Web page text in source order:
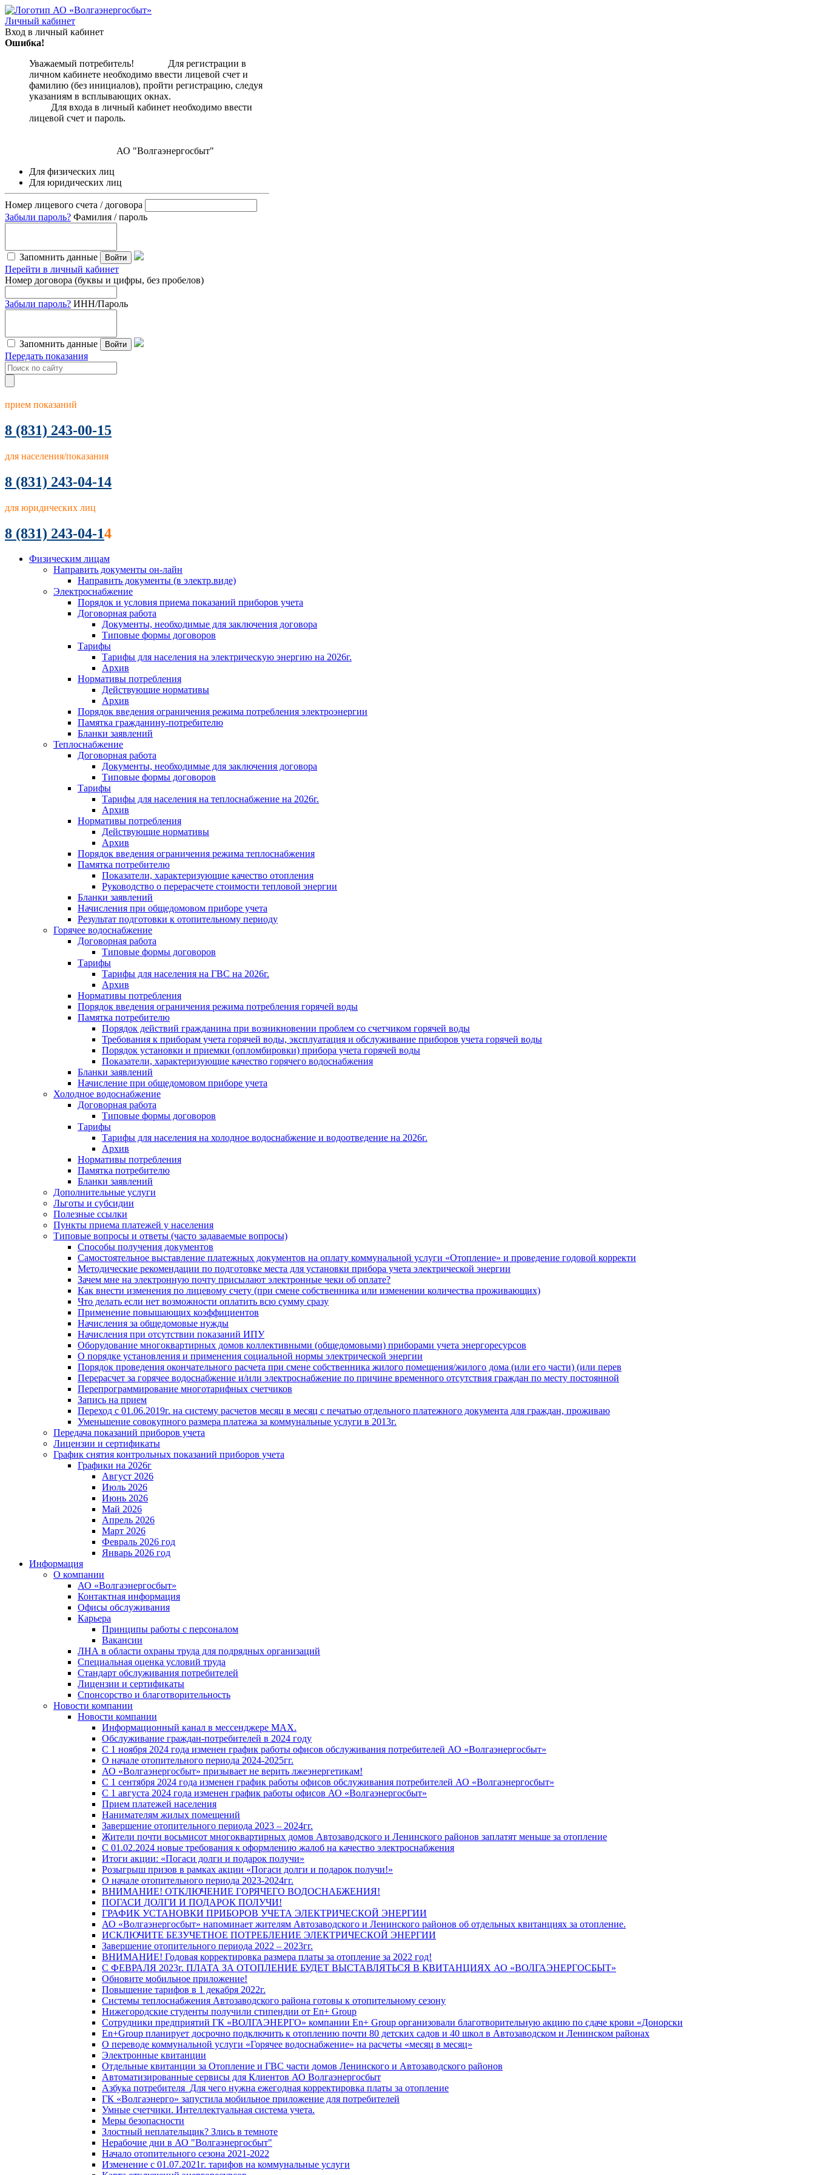
Личный кабинет
Вход в личный кабинет
Ошибка!
Уважаемый потребитель! Для регистрации в
личном кабинете необходимо ввести лицевой счет и
фамилию (без инициалов), пройти регистрацию, следуя
указаниям в всплывающих окнах.
Для входа в личный кабинет необходимо ввести
лицевой счет и пароль.
АО "Волгаэнергосбыт"
Для физических лиц
Для юридических лиц
Номер лицевого счета / договора
Забыли пароль? Фамилия / пароль
Запомнить данные Войти
Перейти в личный кабинет
Номер договора (буквы и цифры, без пробелов)
Забыли пароль? ИНН/Пароль
Запомнить данные Войти
Передать показания
прием показаний
8 (831) 243-00-15
для населения/показания
8 (831) 243-04-14
для юридических лиц
8 (831) 243-04-14
Физическим лицам
Направить документы он-лайн
Направить документы (в электр.виде)
Электроснабжение
Порядок и условия приема показаний приборов учета
Договорная работа
Документы, необходимые для заключения договора
Типовые формы договоров
Тарифы
Тарифы для населения на электрическую энергию на 2026г.
Архив
Нормативы потребления
Действующие нормативы
Архив
Порядок введения ограничения режима потребления электроэнергии
Памятка гражданину-потребителю
Бланки заявлений
Теплоснабжение
Договорная работа
Документы, необходимые для заключения договора
Типовые формы договоров
Тарифы
Тарифы для населения на теплоснабжение на 2026г.
Архив
Нормативы потребления
Действующие нормативы
Архив
Порядок введения ограничения режима теплоснабжения
Памятка потребителю
Показатели, характеризующие качество отопления
Руководство о перерасчете стоимости тепловой энергии
Бланки заявлений
Начисления при общедомовом приборе учета
Результат подготовки к отопительному периоду
Горячее водоснабжение
Договорная работа
Типовые формы договоров
Тарифы
Тарифы для населения на ГВС на 2026г.
Архив
Нормативы потребления
Порядок введения ограничения режима потребления горячей воды
Памятка потребителю
Порядок действий гражданина при возникновении проблем со счетчиком горячей воды
Требования к приборам учета горячей воды, эксплуатация и обслуживание приборов учета горячей воды
Порядок установки и приемки (опломбировки) прибора учета горячей воды
Показатели, характеризующие качество горячего водоснабжения
Бланки заявлений
Начисление при общедомовом приборе учета
Холодное водоснабжение
Договорная работа
Типовые формы договоров
Тарифы
Тарифы для населения на холодное водоснабжение и водоотведение на 2026г.
Архив
Нормативы потребления
Памятка потребителю
Бланки заявлений
Дополнительные услуги
Льготы и субсидии
Полезные ссылки
Пункты приема платежей у населения
Типовые вопросы и ответы (часто задаваемые вопросы)
Способы получения документов
Самостоятельное выставление платежных документов на оплату коммунальной услуги «Отопление» и проведение годовой корректи
Методические рекомендации по подготовке места для установки прибора учета электрической энергии
Зачем мне на электронную почту присылают электронные чеки об оплате?
Как внести изменения по лицевому счету (при смене собственника или изменении количества проживающих)
Что делать если нет возможности оплатить всю сумму сразу
Применение повышающих коэффициентов
Начисления за общедомовые нужды
Начисления при отсутствии показаний ИПУ
Оборудование многоквартирных домов коллективными (общедомовыми) приборами учета энергоресурсов
О порядке установления и применения социальной нормы электрической энергии
Порядок проведения окончательного расчета при смене собственника жилого помещения/жилого дома (или его части) (или перев
Перерасчет за горячее водоснабжение и/или электроснабжение по причине временного отсутствия граждан по месту постоянной
Перепрограммирование многотарифных счетчиков
Запись на прием
Переход с 01.06.2019г. на систему расчетов месяц в месяц с печатью отдельного платежного документа для граждан, проживаю
Уменьшение совокупного размера платежа за коммунальные услуги в 2013г.
Передача показаний приборов учета
Лицензии и сертификаты
График снятия контрольных показаний приборов учета
Графики на 2026г
Август 2026
Июль 2026
Июнь 2026
Май 2026
Апрель 2026
Март 2026
Февраль 2026 год
Январь 2026 год
Информация
О компании
АО «Волгаэнергосбыт»
Контактная информация
Офисы обслуживания
Карьера
Принципы работы с персоналом
Вакансии
ЛНА в области охраны труда для подрядных организаций
Специальная оценка условий труда
Стандарт обслуживания потребителей
Лицензии и сертификаты
Спонсорство и благотворительность
Новости компании
Новости компании
Информационный канал в мессенджере MAX.
Обслуживание граждан-потребителей в 2024 году
С 1 ноября 2024 года изменен график работы офисов обслуживания потребителей АО «Волгаэнергосбыт»
О начале отопительного периода 2024-2025гг.
АО «Волгаэнергосбыт» призывает не верить лжеэнергетикам!
С 1 сентября 2024 года изменен график работы офисов обслуживания потребителей АО «Волгаэнергосбыт»
С 1 августа 2024 года изменен график работы офисов АО «Волгаэнергосбыт»
Прием платежей населения
Нанимателям жилых помещений
Завершение отопительного периода 2023 – 2024гг.
Жители почти восьмисот многоквартирных домов Автозаводского и Ленинского районов заплатят меньше за отопление
С 01.02.2024 новые требования к оформлению жалоб на качество электроснабжения
Итоги акции: «Погаси долги и подарок получи»
Розыгрыш призов в рамках акции «Погаси долги и подарок получи!»
О начале отопительного периода 2023-2024гг.
ВНИМАНИЕ! ОТКЛЮЧЕНИЕ ГОРЯЧЕГО ВОДОСНАБЖЕНИЯ!
ПОГАСИ ДОЛГИ И ПОДАРОК ПОЛУЧИ!
ГРАФИК УСТАНОВКИ ПРИБОРОВ УЧЕТА ЭЛЕКТРИЧЕСКОЙ ЭНЕРГИИ
АО «Волгаэнергосбыт» напоминает жителям Автозаводского и Ленинского районов об отдельных квитанциях за отопление.
ИСКЛЮЧИТЕ БЕЗУЧЕТНОЕ ПОТРЕБЛЕНИЕ ЭЛЕКТРИЧЕСКОЙ ЭНЕРГИИ
Завершение отопительного периода 2022 – 2023гг.
ВНИМАНИЕ! Годовая корректировка размера платы за отопление за 2022 год!
С ФЕВРАЛЯ 2023г. ПЛАТА ЗА ОТОПЛЕНИЕ БУДЕТ ВЫСТАВЛЯТЬСЯ В КВИТАНЦИЯХ АО «ВОЛГАЭНЕРГОСБЫТ»
Обновите мобильное приложение!
Повышение тарифов в 1 декабря 2022г.
Системы теплоснабжения Автозаводского района готовы к отопительному сезону
Нижегородские студенты получили стипендии от En+ Group
Сотрудники предприятий ГК «ВОЛГАЭНЕРГО» компании En+ Group организовали благотворительную акцию по сдаче крови «Донорски
En+Group планирует досрочно подключить к отоплению почти 80 детских садов и 40 школ в Автозаводском и Ленинском районах
О переводе коммунальной услуги «Горячее водоснабжение» на расчеты «месяц в месяц»
Электронные квитанции
Отдельные квитанции за Отопление и ГВС части домов Ленинского и Автозаводского районов
Автоматизированные сервисы для Клиентов АО Волгаэнергосбыт
Азбука потребителя_Для чего нужна ежегодная корректировка платы за отопление
ГК «Волгаэнерго» запустила мобильное приложение для потребителей
Умные счетчики. Интеллектуальная система учета.
Меры безопасности
Злостный неплательщик? Злись в темноте
Нерабочие дни в АО "Волгаэнергосбыт"
Начало отопительного сезона 2021-2022
Изменение с 01.07.2021г. тарифов на коммунальные услуги